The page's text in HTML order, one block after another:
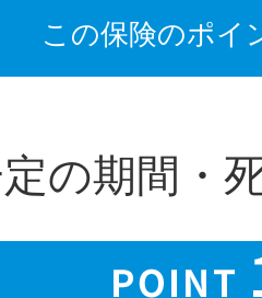
この保険のポイ
の期間・